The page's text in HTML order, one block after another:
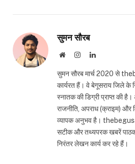
सुमन सौरब
WebsiteInstagramLinkedIn
सुमन सौरब मार्च 2020 से
कार्यरत हैं। वे बेगूसराय जिले के
स्नातक की डिग्री प्राप्त की
राजनीति, अपराध (क्राइम)
व्यापक अनुभव है।
सटीक और तथ्यपरक खबरें
निरंतर लेखन कार्य कर रहे हैं।